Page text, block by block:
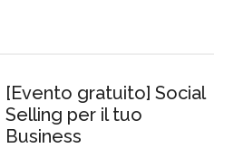
[Evento gratuito] Social
Selling per il tuo
Business